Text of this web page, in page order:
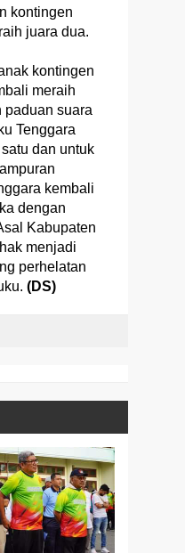
kontingen
juara dua.
kontingen
meraih
paduan suara
Tenggara
dan untuk
kembali
dengan
Kabupaten
menjadi
perhelatan
(DS)